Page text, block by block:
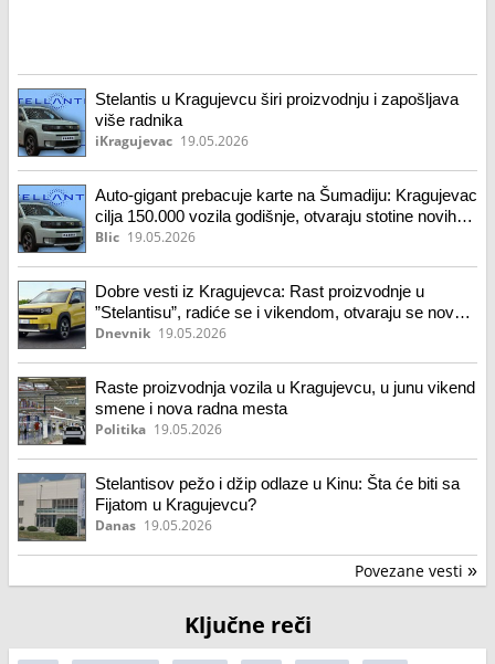
Stelantis u Kragujevcu širi proizvodnju i zapošljava
više radnika
iKragujevac 19.05.2026
Auto-gigant prebacuje karte na Šumadiju: Kragujevac
cilja 150.000 vozila godišnje, otvaraju stotine novih
radnih mesta zbog "grande pande"
Blic 19.05.2026
Dobre vesti iz Kragujevca: Rast proizvodnje u
”Stelantisu”, radiće se i vikendom, otvaraju se nova
radna mesta
Dnevnik 19.05.2026
Raste proizvodnja vozila u Kragujevcu, u junu vikend
smene i nova radna mesta
Politika 19.05.2026
Stelantisov pežo i džip odlaze u Kinu: Šta će biti sa
Fijatom u Kragujevcu?
Danas 19.05.2026
Povezane vesti »
Ključne reči